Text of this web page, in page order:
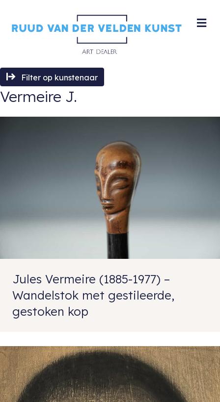
Filter op kunstenaar
Vermeire J.
Jules Vermeire (1885-1977) –
Wandelstok met gestileerde,
gestoken kop